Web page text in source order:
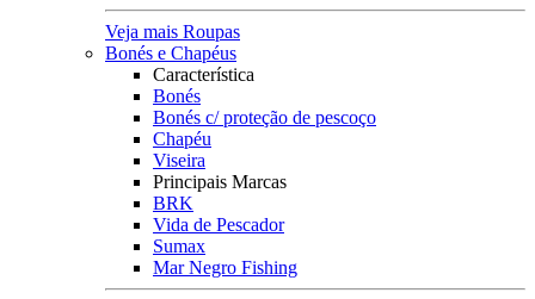
Veja mais Roupas
Bonés e Chapéus
Característica
Bonés
Bonés c/ proteção de pescoço
Chapéu
Viseira
Principais Marcas
BRK
Vida de Pescador
Sumax
Mar Negro Fishing